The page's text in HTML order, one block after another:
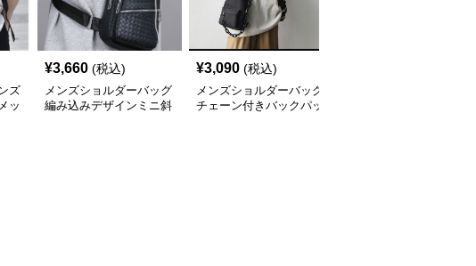
ズ
ッ
¥3,660 (税込)
メンズショルダーバッグ
編み込みデザインミニ斜
¥3,090 (税込)
メンズショルダーバッグ
チェーン付きバックパッ